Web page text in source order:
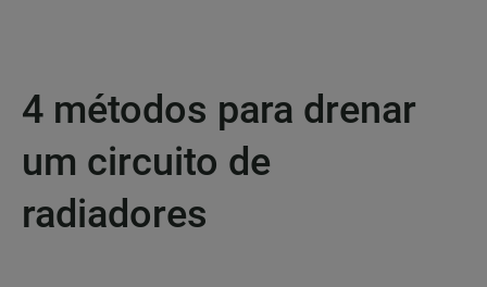
4 métodos para drenar
um circuito de
radiadores